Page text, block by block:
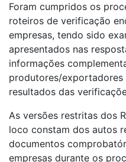
Foram cumpridos os
roteiros de verificação
empresas, tendo sido
apresentados nas
informações
produtores/exportadores
resultados das
As versões restritas dos
loco constam dos autos
documentos
empresas durante os